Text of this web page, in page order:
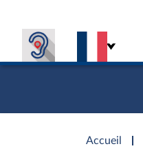
Accueil
d'accueil